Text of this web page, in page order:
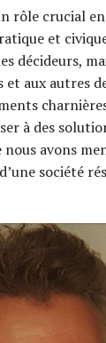
rôle crucial
et
décideurs,
aux autres
à des
avons
société